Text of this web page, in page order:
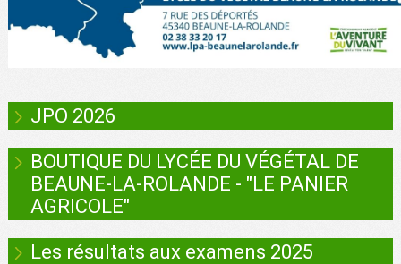
JPO 2026
BOUTIQUE DU LYCÉE DU VÉGÉTAL DE
BEAUNE-LA-ROLANDE - "LE PANIER
AGRICOLE"
Les résultats aux examens 2025